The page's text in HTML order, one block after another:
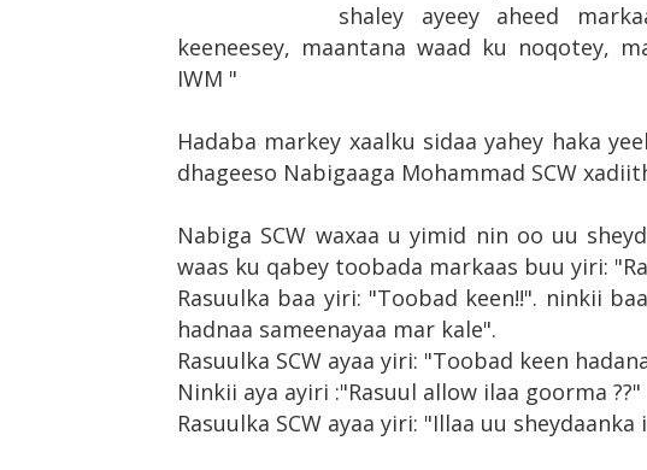
shaley ayeey aheed
keeneesey, maantana waad ku noqotey,
IWM "
Hadaba markey xaalku sidaa yahey haka
dhageeso Nabigaaga Mohammad SCW
Nabiga SCW waxaa u yimid nin oo uu
waas ku qabey toobada markaas buu yiri:
Rasuulka baa yiri: "Toobad keen!!". ninkii
hadnaa sameenayaa mar kale".
Rasuulka SCW ayaa yiri: "Toobad keen
Ninkii aya ayiri :"Rasuul allow ilaa goorma ??"
Rasuulka SCW ayaa yiri: "Illaa uu